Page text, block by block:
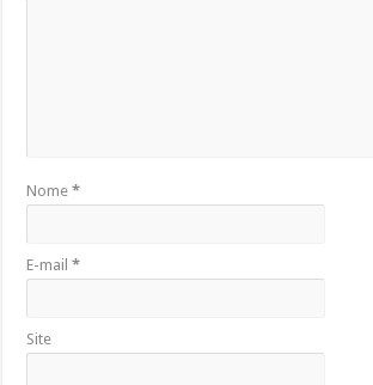
Nome*
E-mail*
Site